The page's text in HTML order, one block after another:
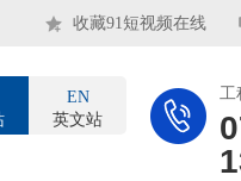
收藏91短视频在线
工
EN
英文站